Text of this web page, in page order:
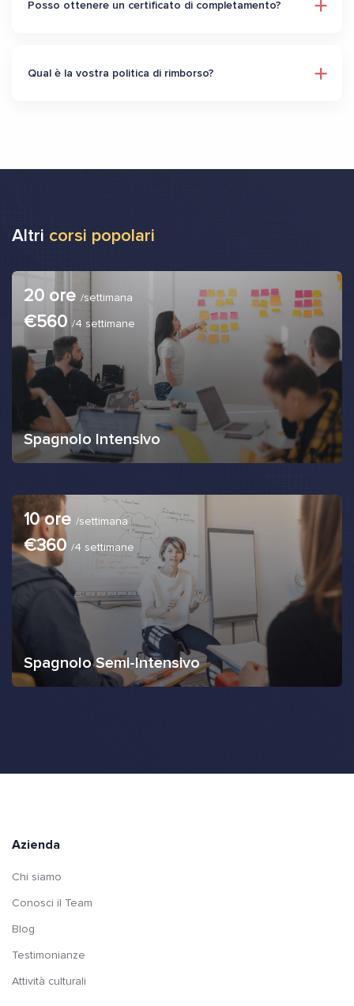
Posso ottenere un certificato di completamento?
Qual è la vostra politica di rimborso?
Altri corsi popolari
20 ore /settimana
€560 /4 settimane
Spagnolo Intensivo
10 ore /settimana
€360 /4 settimane
Spagnolo Semi-Intensivo
Azienda
Chi siamo
Conosci il Team
Blog
Testimonianze
Attività culturali